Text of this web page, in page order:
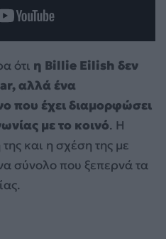
ότι η Billie Eilish δεν
αλλά ένα
που έχει διαμορφώσει
με το κοινό. Η
και η σχέση της με
σύνολο που ξεπερνά τα